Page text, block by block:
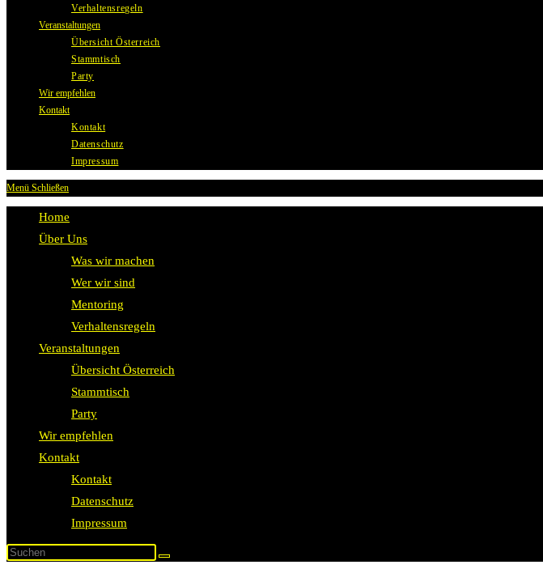
Verhaltensregeln
Veranstaltungen
Übersicht Österreich
Stammtisch
Party
Wir empfehlen
Kontakt
Kontakt
Datenschutz
Impressum
Menü Schließen
Home
Über Uns
Was wir machen
Wer wir sind
Mentoring
Verhaltensregeln
Veranstaltungen
Übersicht Österreich
Stammtisch
Party
Wir empfehlen
Kontakt
Kontakt
Datenschutz
Impressum